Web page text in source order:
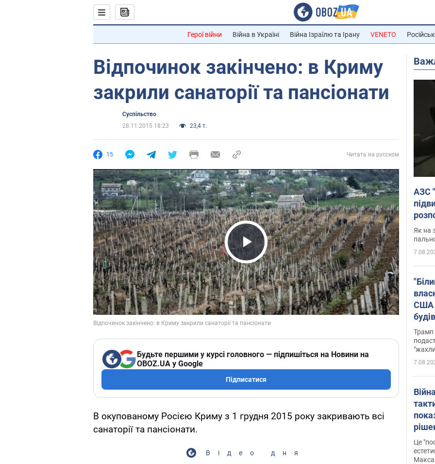
Герої війни Війна в Україні Війна Ізраїлю та Ірану VENETO
Відпочинок закінчено: в Криму
закрили санаторії та пансіонати
Суспільство
28.11.2015 18:23
23,4 т.
15 Читать на русском
Play Video
Будьте першими у курсі головного — підпишіться на Новини на
OBOZ.UA у Google
Підписатися
В окупованому Росією Криму з 1 грудня 2015 року закривають всі
санаторії та пансіонати.
Відео дня
АЗС
Як на
США
зали
Трамп
Фото
Це